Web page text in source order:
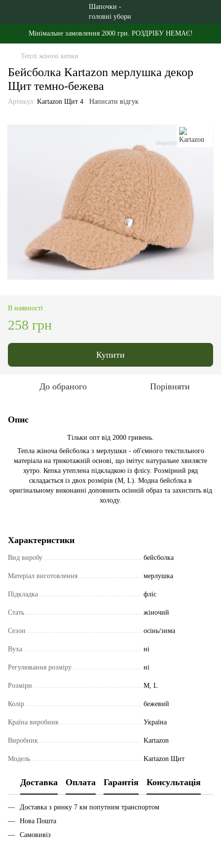
Мінімальне замовлення 2000 грн. РОЗДРІБУ НЕМАЄ!
Теплі жіночі кепки
Бейсболка Kartazon мерлушка декор
Щит темно-бежева
Артикул: Kartazon Щит 4 Написати відгук
В наявності
258 грн
Купити
До обраного Порівняти
Опис
Тільки опт від 2000 гривень.
Тепла жіноча бейсболка з мерлушки - об'ємного текстильного
матеріала на трикотажній основі, що імітує натуральне хвилясте
хутро. Кепка утеплена підкладкою із флісу. Розмірний ряд
складається із двох розмірів (M, L). Модна бейсблка в
оригінальному виконанні доповнить осінній образ та захистить від
холоду.
Характеристики
Вид виробу бейсболка
Матеріал виготовлення мерлушка
Підкладка фліс
Стать жіночий
Сезон осінь/зима
Вуха ні
Регулювання розміру ні
Розміри M, L
Колір бежевий
Країна виробник Україна
Виробник Kartazon
Модель Kartazon Щит
Доставка Оплата Гарантія Консультація
Доставка з ринку 7 км попутним транспортом
Нова Пошта
Самовивіз